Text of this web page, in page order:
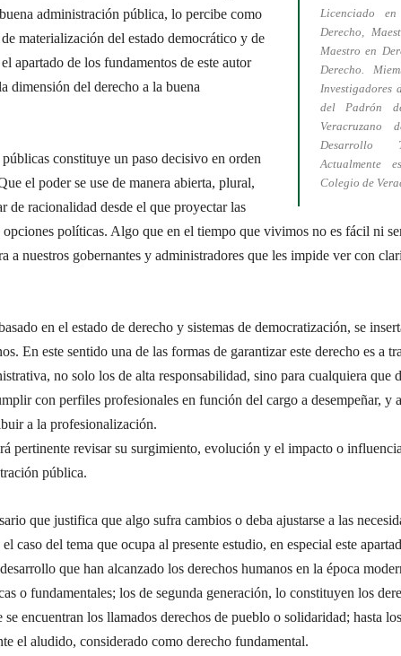
Licenciado
Derecho,
Maestro en
Derecho.
Investigadores
del Padrón
Veracruzano
Desarrollo
Actualmente
Colegio de
administración pública, lo percibe como
materialización del estado democrático y de
apartado de los fundamentos de este autor
dimensión del derecho a la buena
constituye un paso decisivo en orden
el poder se use de manera abierta, plural,
de racionalidad desde el que proyectar las
políticas. Algo que en el tiempo que vivimos no es fácil ni
a nuestros gobernantes y administradores que les impide ver con
en el estado de derecho y sistemas de democratización, se
En este sentido una de las formas de garantizar este derecho es a
no solo los de alta responsabilidad, sino para cualquiera que
con perfiles profesionales en función del cargo a desempeñar, y
a la profesionalización.
pertinente revisar su surgimiento, evolución y el impacto o
pública.
que justifica que algo sufra cambios o deba ajustarse a las
caso del tema que ocupa al presente estudio, en especial este
que han alcanzado los derechos humanos en la época
o fundamentales; los de segunda generación, lo constituyen los
encuentran los llamados derechos de pueblo o solidaridad; hasta
el aludido, considerado como derecho fundamental.